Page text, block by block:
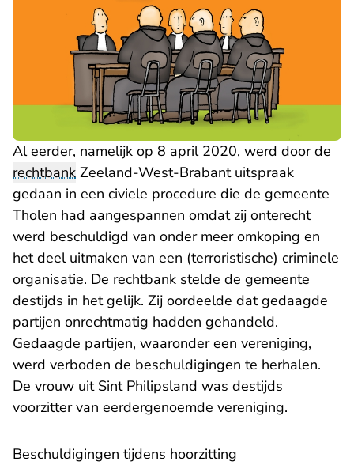
Al eerder, namelijk op 8 april 2020, werd door de
rechtbank Zeeland-West-Brabant uitspraak
gedaan in een civiele procedure die de gemeente
Tholen had aangespannen omdat zij onterecht
werd beschuldigd van onder meer omkoping en
het deel uitmaken van een (terroristische) criminele
organisatie. De rechtbank stelde de gemeente
destijds in het gelijk. Zij oordeelde dat gedaagde
partijen onrechtmatig hadden gehandeld.
Gedaagde partijen, waaronder een vereniging,
werd verboden de beschuldigingen te herhalen.
De vrouw uit Sint Philipsland was destijds
voorzitter van eerdergenoemde vereniging.
Beschuldigingen tijdens hoorzitting